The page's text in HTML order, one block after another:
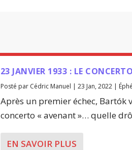
23 JANVIER 1933 : LE
Posté par Cédric Manuel | 23 Jan, 2022|
Après un premier échec, Bartók
concerto « avenant »… quelle
EN SAVOIR PLUS